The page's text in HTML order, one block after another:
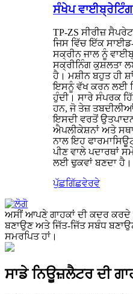
ਸੰਖੇਪ
TP-ZS ਸੀਰੀਜ਼
ਜਿਸ ਵਿੱਚ ਇੱਕ
ਸਕ੍ਰੀਨ ਜਾਲ ਨੂੰ
ਸਕ੍ਰੀਨਿੰਗ ਕੁਸ਼ਲਤਾ
ਹੈ। ਮਸ਼ੀਨ ਬਹੁਤ ਹੀ
ਇਸਨੂੰ ਵੱਖ ਕਰਨ ਲਈ
ਹੁੰਦੀ। ਸਾਰੇ ਸੰਪਰਕ
ਹਨ, ਜੋ ਤੇਜ਼
ਇਸਦੀ ਵਰਤੋਂ
ਐਪਲੀਕੇਸ਼ਨਾਂ ਅਤੇ
ਨਾਲ ਇਹ
ਪੀਣ ਵਾਲੇ ਪਦਾਰਥਾਂ
ਲਈ ਢੁਕਵਾਂ ਬਣਦਾ ਹੈ।
ਪੁੱਛਗਿੱਛਵੇਰਵੇ
ਅਸੀਂ ਆਪਣੇ ਗਾਹਕਾਂ ਦੀ ਕਦਰ ਕਰਦੇ
ਬਣਾਉਣ ਅਤੇ ਜਿੱਤ-ਜਿੱਤ ਸਬੰਧ
ਸਮਰਪਿਤ ਹਾਂ।
ਸਾਡੇ ਨਿਊਜ਼ਲੈਟਰ ਦੀ